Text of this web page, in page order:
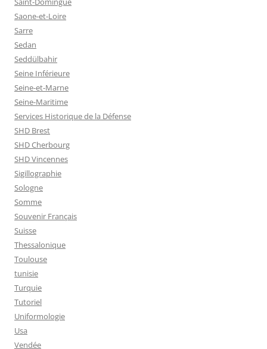
Saone-et-Loire
Sarre
Sedan
Seddülbahir
Seine Inférieure
Seine-et-Marne
Seine-Maritime
Services Historique de la Défense
SHD Brest
SHD Cherbourg
SHD Vincennes
Sigillographie
Sologne
Somme
Souvenir Français
Suisse
Thessalonique
Toulouse
tunisie
Turquie
Tutoriel
Uniformologie
Usa
Vendée